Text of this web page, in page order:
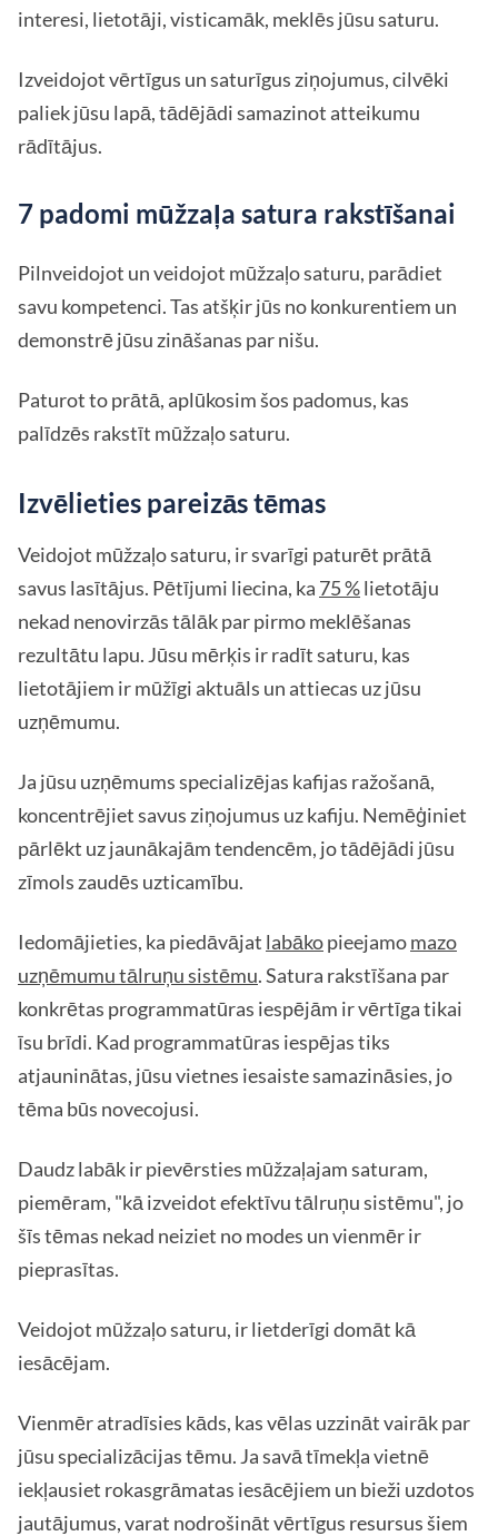
interesi, lietotāji, visticamāk, meklēs jūsu saturu.
Izveidojot vērtīgus un saturīgus ziņojumus, cilvēki
paliek jūsu lapā, tādējādi samazinot atteikumu
rādītājus.
7 padomi mūžzaļa satura rakstīšanai
Pilnveidojot un veidojot mūžzaļo saturu, parādiet
savu kompetenci. Tas atšķir jūs no konkurentiem un
demonstrē jūsu zināšanas par nišu.
Paturot to prātā, aplūkosim šos padomus, kas
palīdzēs rakstīt mūžzaļo saturu.
Izvēlieties pareizās tēmas
Veidojot mūžzaļo saturu, ir svarīgi paturēt prātā
savus lasītājus. Pētījumi liecina, ka 75 %lietotāju
nekad nenovirzās tālāk par pirmo meklēšanas
rezultātu lapu. Jūsu mērķis ir radīt saturu, kas
lietotājiem ir mūžīgi aktuāls un attiecas uz jūsu
uzņēmumu.
Ja jūsu uzņēmums specializējas kafijas ražošanā,
koncentrējiet savus ziņojumus uz kafiju. Nemēģiniet
pārlēkt uz jaunākajām tendencēm, jo tādējādi jūsu
zīmols zaudēs uzticamību.
Iedomājieties, ka piedāvājat labākopieejamomazo
uzņēmumu tālruņu sistēmu. Satura rakstīšana par
konkrētas programmatūras iespējām ir vērtīga tikai
īsu brīdi. Kad programmatūras iespējas tiks
atjauninātas, jūsu vietnes iesaiste samazināsies, jo
tēma būs novecojusi.
Daudz labāk ir pievērsties mūžzaļajam saturam,
piemēram, "kā izveidot efektīvu tālruņu sistēmu", jo
šīs tēmas nekad neiziet no modes un vienmēr ir
pieprasītas.
Veidojot mūžzaļo saturu, ir lietderīgi domāt kā
iesācējam.
Vienmēr atradīsies kāds, kas vēlas uzzināt vairāk par
jūsu specializācijas tēmu. Ja savā tīmekļa vietnē
iekļausiet rokasgrāmatas iesācējiem un bieži uzdotos
jautājumus, varat nodrošināt vērtīgus resursus šiem